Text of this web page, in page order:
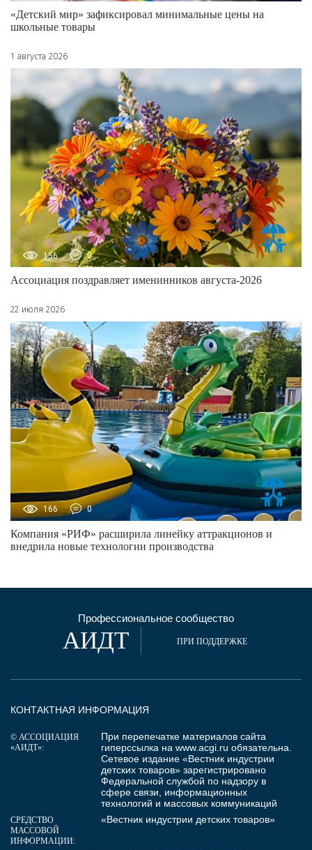
«Детский мир» зафиксировал минимальные цены на
школьные товары
1 августа 2026
156 0
Ассоциация поздравляет именинников августа-2026
22 июля 2026
166 0
Компания «РИФ» расширила линейку аттракционов и
внедрила новые технологии производства
Профессиональное сообщество
АИДТ ПРИ ПОДДЕРЖКЕ
КОНТАКТНАЯ ИНФОРМАЦИЯ
© АССОЦИАЦИЯ
«АИДТ»:
При перепечатке материалов сайта
гиперссылка на www.acgi.ru обязательна.
Сетевое издание «Вестник индустрии
детских товаров» зарегистрировано
Федеральной службой по надзору в
сфере связи, информационных
технологий и массовых коммуникаций
СРЕДСТВО
МАССОВОЙ
ИНФОРМАЦИИ:
«Вестник индустрии детских товаров»